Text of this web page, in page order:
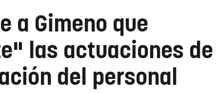
a Gimeno que
las actuaciones de
del personal